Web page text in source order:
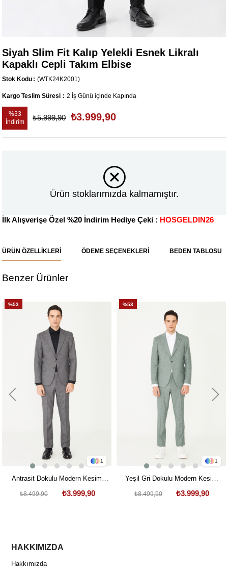
Siyah Slim Fit Kalıp Yelekli Esnek Likralı
Kapaklı Cepli Takım Elbise
Stok Kodu (WTK24K2001)
Kargo Teslim Süresi : 2 İş Günü içinde Kapında
%33
İndirim
₺5.999,90 ₺3.999,90
Ürün stoklarımızda kalmamıştır.
İlk Alışverişe Özel %20 İndirim Hediye Çeki : HOSGELDIN26
ÜRÜN ÖZELLIKLERI ÖDEME SEÇENEKLERI BEDEN TABLOSU
Benzer Ürünler
1
%53
Antrasit Dokulu Modern Kesim
₺3.999,90
₺8.499,90
1
%53
Yeşil Gri Dokulu Modern Kesim
₺3.999,90
₺8.499,90
HAKKIMIZDA
Hakkımızda